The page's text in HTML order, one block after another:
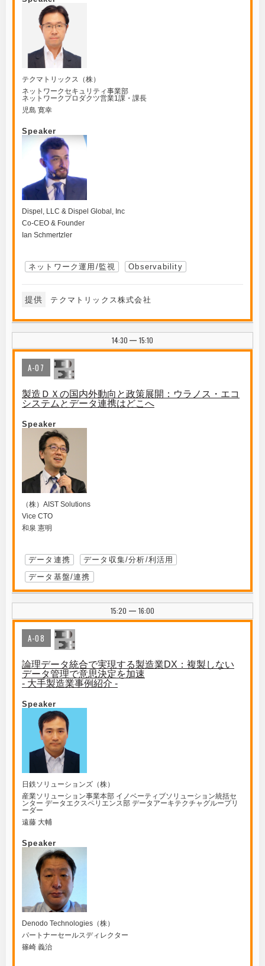
テクマトリックス（株）
ネットワークセキュリティ事業部
ネットワークプロダクツ営業1課・課長
児島 寛幸
Speaker
Dispel, LLC & Dispel Global, Inc
Co-CEO & Founder
Ian Schmertzler
ネットワーク運用/監視 Observability
提供 テクマトリックス株式会社
14:30 | 15:10
A-07
製造ＤＸの国内外動向と政策展開：ウラノス・エコ
システムとデータ連携はどこへ
Speaker
（株）AIST Solutions
Vice CTO
和泉 憲明
データ連携
データ収集/分析/利活用
データ基盤/連携
15:20 | 16:00
A-08
論理データ統合で実現する製造業DX：複製しない
データ管理で意思決定を加速
- 大手製造業事例紹介 -
Speaker
日鉄ソリューションズ（株）
産業ソリューション事業本部 イノベーティブソリューション統括セ
ンター データエクスペリエンス部 データアーキテクチャグループリ
ーダー
遠藤 大輔
Speaker
Denodo Technologies（株）
パートナーセールスディレクター
篠崎 義治